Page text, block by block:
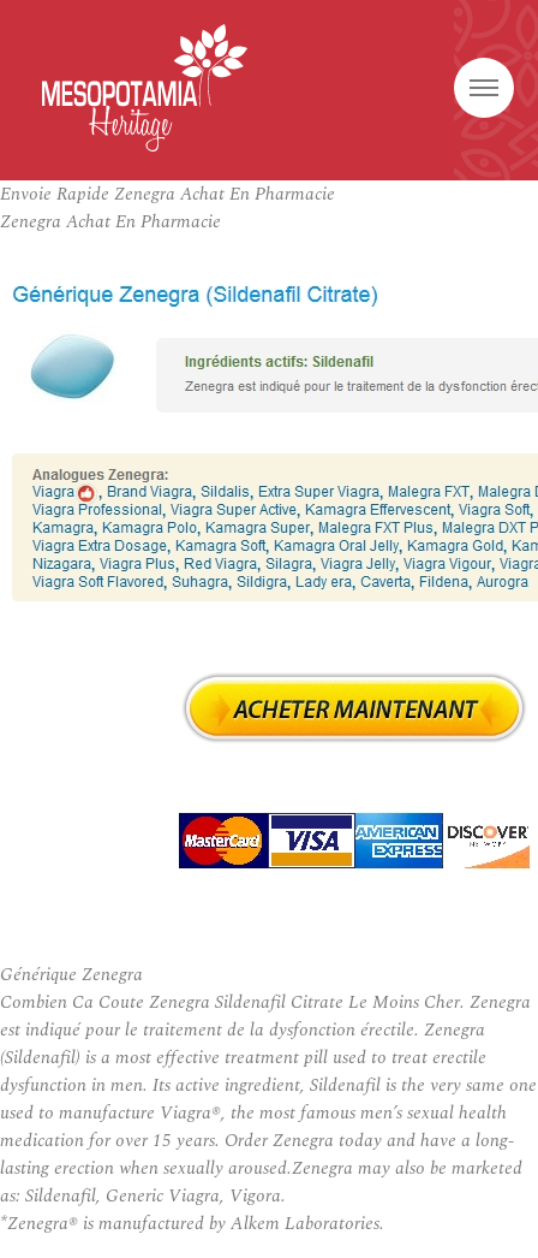
Envoie Rapide Zenegra Achat En Pharmacie
Zenegra Achat En Pharmacie
Générique Zenegra
Combien Ca Coute Zenegra Sildenafil Citrate Le Moins Cher. Zenegra
est indiqué pour le traitement de la dysfonction érectile. Zenegra
(Sildenafil) is a most effective treatment pill used to treat erectile
dysfunction in men. Its active ingredient, Sildenafil is the very same one
used to manufacture Viagra®, the most famous men’s sexual health
medication for over 15 years. Order Zenegra today and have a long-
lasting erection when sexually aroused.Zenegra may also be marketed
as: Sildenafil, Generic Viagra, Vigora.
*Zenegra® is manufactured by Alkem Laboratories.